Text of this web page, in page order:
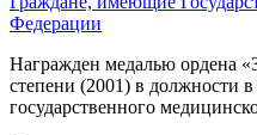
Федерации
Награжден медалью ордена
степени (2001) в должности
государственного